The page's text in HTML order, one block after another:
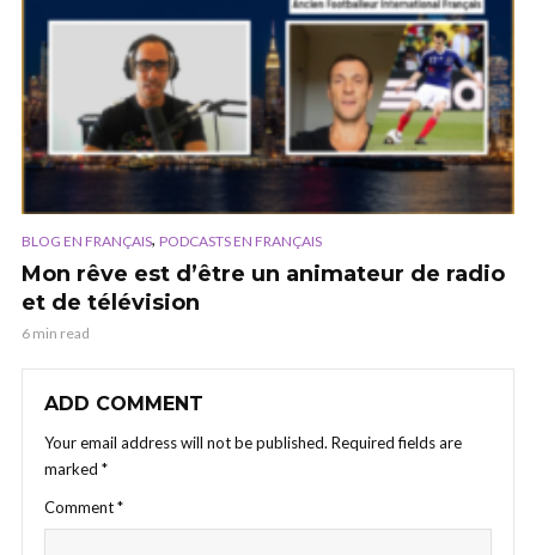
BLOG EN FRANÇAIS, PODCASTS EN FRANÇAIS
Mon rêve est d’être un animateur de radio
et de télévision
6 min read
ADD COMMENT
Your email address will not be published. Required fields are
marked *
Comment*